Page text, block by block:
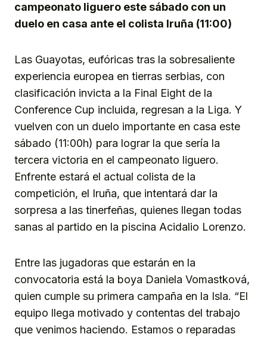
campeonato liguero este sábado con un
duelo en casa ante el colista Iruña (11:00)
Las Guayotas, eufóricas tras la sobresaliente
experiencia europea en tierras serbias, con
clasificación invicta a la Final Eight de la
Conference Cup incluida, regresan a la Liga. Y
vuelven con un duelo importante en casa este
sábado (11:00h) para lograr la que sería la
tercera victoria en el campeonato liguero.
Enfrente estará el actual colista de la
competición, el Iruña, que intentará dar la
sorpresa a las tinerfeñas, quienes llegan todas
sanas al partido en la piscina Acidalio Lorenzo.
Entre las jugadoras que estarán en la
convocatoria está la boya Daniela Vomastková,
quien cumple su primera campaña en la Isla. “El
equipo llega motivado y contentas del trabajo
que venimos haciendo. Estamos o reparadas